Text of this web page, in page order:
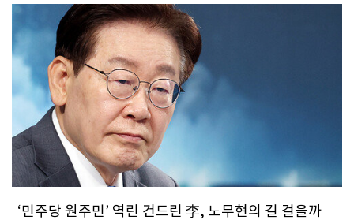
‘민주당 원주민’ 역린 건드린 李, 노무현의 길 걸을까